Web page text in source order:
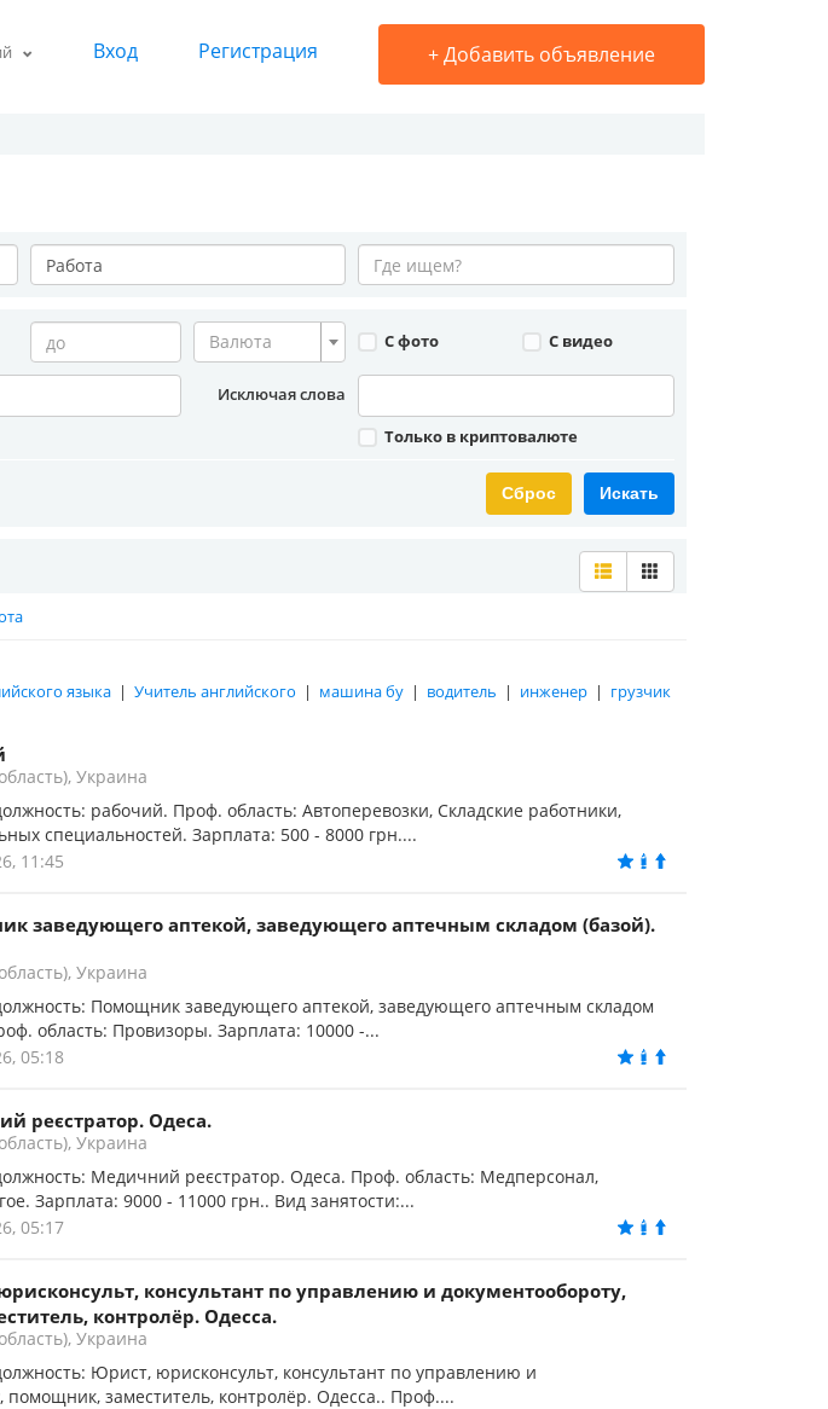
Вход Регистрация +Добавить объявление
Валюта С фото С видео
Исключая слова
Только в криптовалюте
Искать
Сброс
языка | Учитель английского | машина бу | водитель | инженер | грузчик
Украина
рабочий. Проф. область: Автоперевозки, Складские работники,
специальностей. Зарплата: 500 - 8000 грн....
11:45
заведующего аптекой, заведующего аптечным складом (базой).
Украина
Помощник заведующего аптекой, заведующего аптечным складом
область: Провизоры. Зарплата: 10000 -...
05:18
реєстратор. Одеса.
Украина
Медичний реєстратор. Одеса. Проф. область: Медперсонал,
Зарплата: 9000 - 11000 грн.. Вид занятости:...
05:17
консультант по управлению и документообороту,
контролёр. Одесса.
Украина
Юрист, юрисконсульт, консультант по управлению и
помощник, заместитель, контролёр. Одесса.. Проф....